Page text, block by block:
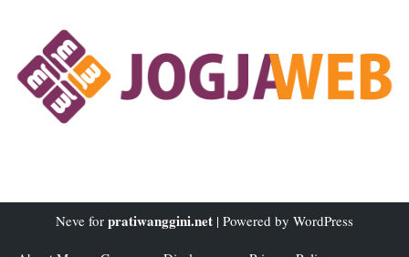
Neve for pratiwanggini.net | Powered by WordPress